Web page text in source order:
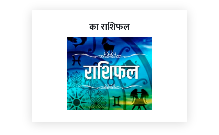
का राशिफल